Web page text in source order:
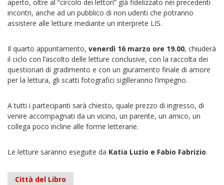
aperto, oltre al “circolo dei lettori” già fidelizzato nei precedenti
incontri, anche ad un pubblico di non udenti che potranno
assistere alle letture mediante un interprete LIS.
Il quarto appuntamento, venerdì 16 marzo ore 19.00, chiuderà
il ciclo con l’ascolto delle letture conclusive, con la raccolta dei
questionari di gradimento e con un giuramento finale di amore
per la lettura, gli scatti fotografici sigilleranno l’impegno.
A tutti i partecipanti sarà chiesto, quale prezzo di ingresso, di
venire accompagnati da un vicino, un parente, un amico, un
collega poco incline alle forme letterarie.
Le letture saranno eseguite da Katia Luzio e Fabio Fabrizio.
Città del Libro